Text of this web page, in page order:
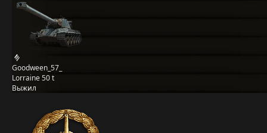
Goodween_57_
Lorraine 50 t
Выжил